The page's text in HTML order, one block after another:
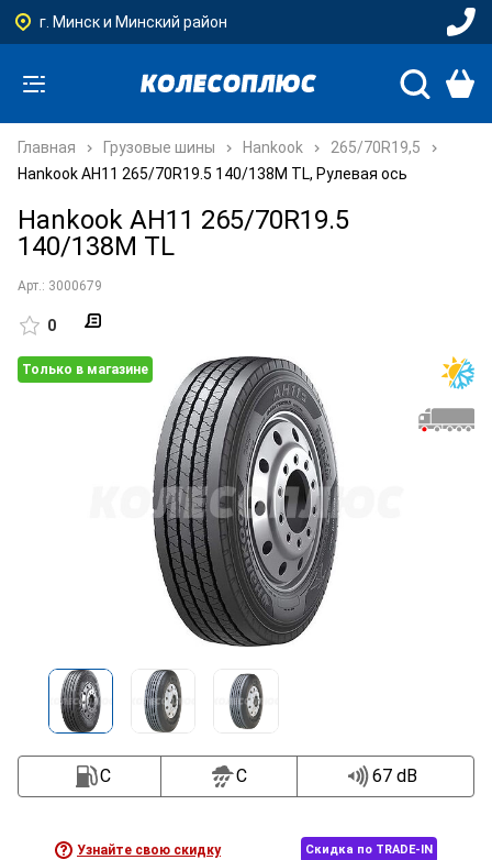
г. Минск и Минский район
Главная Грузовые шины Hankook
265/70R19,5
Hankook AH11 265/70R19.5 140/138M TL, Рулевая ось
Hankook AH11 265/70R19.5
140/138M TL
Арт.: 3000679
0
Только в магазине
C C 67 dB
Узнайте свою скидку Скидка по TRADE-IN